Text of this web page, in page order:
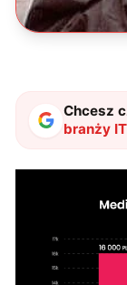
Chcesz
branży